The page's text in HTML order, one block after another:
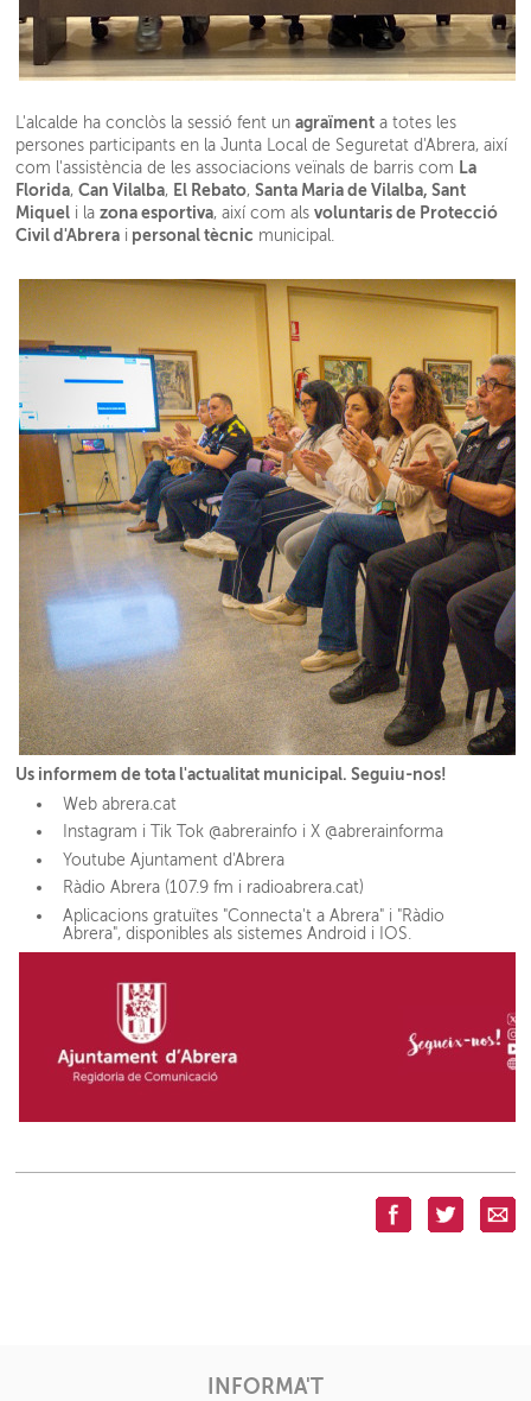
L'alcalde ha conclòs la sessió fent unagraïment a totes les
persones participants en la Junta Local de Seguretat d'Abrera, així
com l'assistència de les associacions veïnals de barris com La
Florida,Can Vilalba, El Rebato,Santa Maria de Vilalba, Sant
Miquel i lazona esportiva, així com alsvoluntaris de Protecció
Civil d'Abrera i personal tècnic municipal.
Us informem de tota l'actualitat municipal. Seguiu-nos!
Web abrera.cat
Instagram i Tik Tok @abrerainfo i X @abrerainforma
Youtube Ajuntament d'Abrera
Ràdio Abrera (107.9 fm i radioabrera.cat)
Aplicacions gratuïtes "Connecta't a Abrera" i "Ràdio
Abrera", disponibles als sistemes Android i IOS.
INFORMA'T